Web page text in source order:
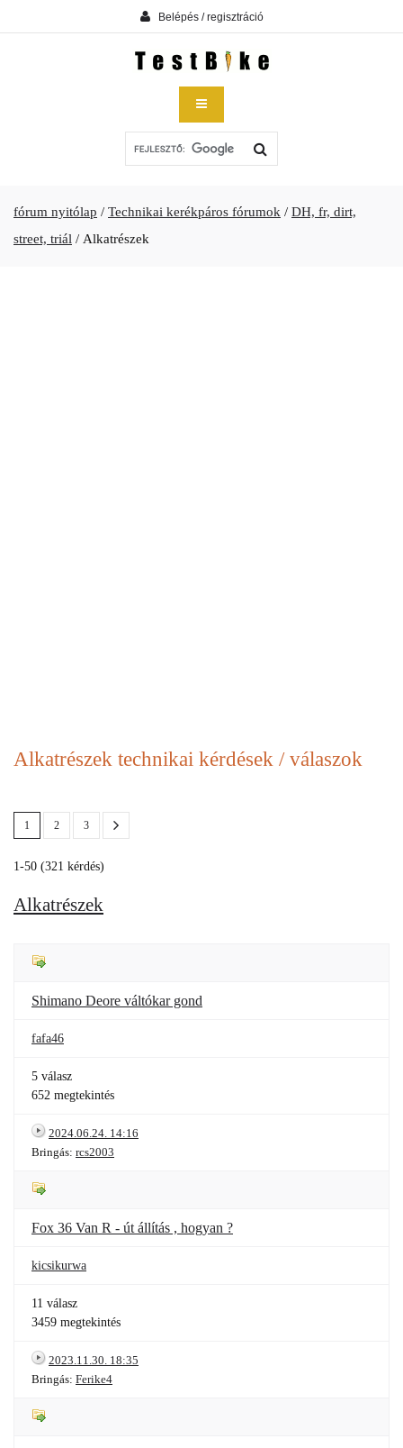
Belépés / regisztráció
fórum nyitólap / Technikai kerékpáros fórumok / DH, fr, dirt,
street, triál / Alkatrészek
Alkatrészek technikai kérdések / válaszok
1 2 3
1-50 (321 kérdés)
Alkatrészek
Shimano Deore váltókar gond
fafa46
5 válasz
652 megtekintés
2024.06.24. 14:16
Bringás: rcs2003
Fox 36 Van R - út állítás , hogyan ?
kicsikurwa
11 válasz
3459 megtekintés
2023.11.30. 18:35
Bringás: Ferike4